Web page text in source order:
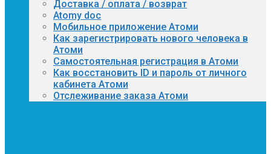
Доставка / оплата / возврат
Atomy doc
Мобильное приложение Атоми
Как зарегистрировать нового человека в
Атоми
Самостоятельная регистрация в Атоми
Как восстановить ID и пароль от личного
кабинета Атоми
Отслеживание заказа Атоми